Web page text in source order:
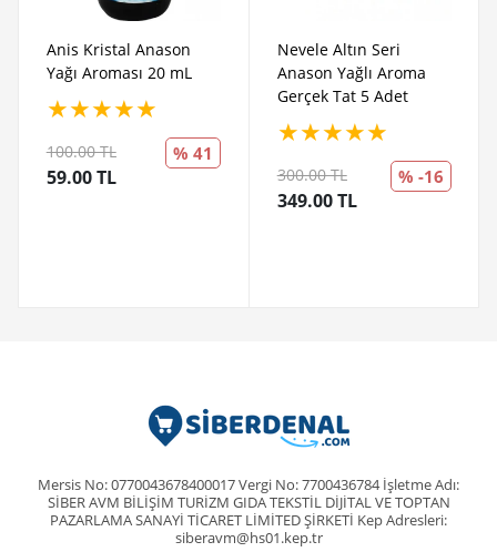
Anis Kristal Anason
Yağı Aroması 20 mL
★★★★★
100.00 TL
59.00 TL
% 41
Nevele Altın Seri
Anason Yağlı Aroma
Gerçek Tat 5 Adet
★★★★★
300.00 TL
349.00 TL
% -16
Mersis No: 0770043678400017 Vergi No: 7700436784 İşletme Adı:
SİBER AVM BİLİŞİM TURİZM GIDA TEKSTİL DİJİTAL VE TOPTAN
PAZARLAMA SANAYİ TİCARET LİMİTED ŞİRKETİ Kep Adresleri:
siberavm@hs01.kep.tr